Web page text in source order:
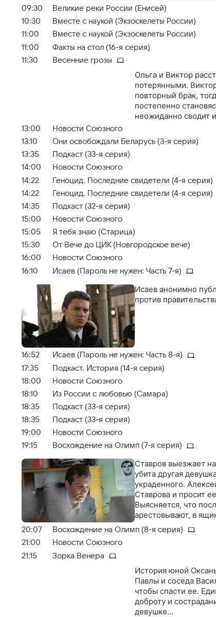
09:30
Великие реки России (Енисей)
10:30
Вместе с наукой (Экзоскелеты России)
11:00
Вместе с наукой (Экзоскелеты России)
11:00
Факты на стол (16-я серия)
11:30
Весенние грозы
Ольга и Виктор
потерянными.
повторный брак,
постепенно
неожиданно сводит
13:00
Новости Союзного
13:10
Они освобождали Беларусь (3-я серия)
13:35
Подкаст (33-я серия)
14:00
Новости Союзного
14:22
Геноцид. Последние свидетели (4-я серия)
14:22
Геноцид. Последние свидетели (4-я серия)
14:35
Подкаст (32-я серия)
15:00
Новости Союзного
15:05
Я тебя знаю (Старица)
15:30
От Вече до ЦИК (Новгородское вече)
16:00
Новости Союзного
16:10
Исаев (Пароль не нужен: Часть 7-я)
Исаев анонимно
против
16:52
Исаев (Пароль не нужен: Часть 8-я)
17:35
Подкаст. История (14-я серия)
18:00
Новости Союзного
18:10
Из России с любовью (Самара)
18:35
Подкаст (33-я серия)
18:35
Подкаст (33-я серия)
19:00
Новости Союзного
19:15
Восхождение на Олимп (7-я серия)
Ставров выезжает
убита другая
украденного.
Ставрова и просит
Выясняется, что
арестовывают, в
20:07
Восхождение на Олимп (8-я серия)
21:00
Новости Союзного
21:15
Зорка Венера
История юной
Павлы и соседа
чтобы спасти ее.
доброту и
девушке…